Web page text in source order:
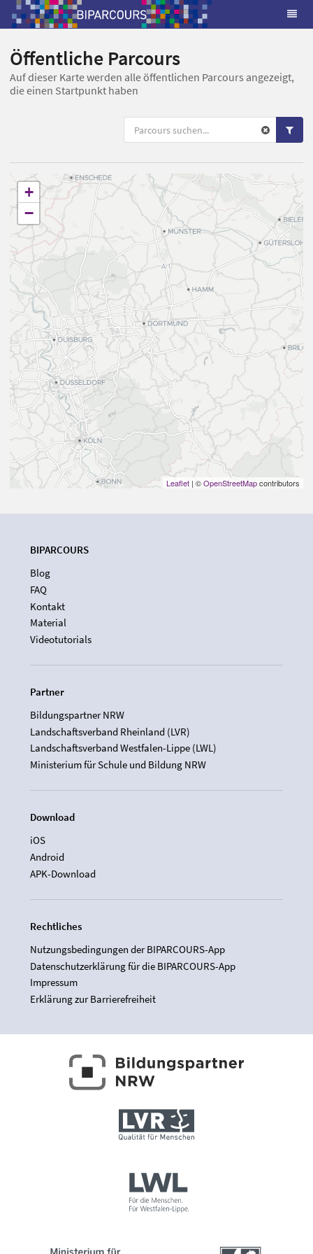
Öffentliche Parcours
Auf dieser Karte werden alle öffentlichen Parcours angezeigt,
die einen Startpunkt haben
+
−
Leaflet | ©OpenStreetMapcontributors
BIPARCOURS
Blog
FAQ
Kontakt
Material
Videotutorials
Partner
Bildungspartner NRW
Landschaftsverband Rheinland (LVR)
Landschaftsverband Westfalen-Lippe (LWL)
Ministerium für Schule und Bildung NRW
Download
iOS
Android
APK-Download
Rechtliches
Nutzungsbedingungen der BIPARCOURS-App
Datenschutzerklärung für die BIPARCOURS-App
Impressum
Erklärung zur Barrierefreiheit